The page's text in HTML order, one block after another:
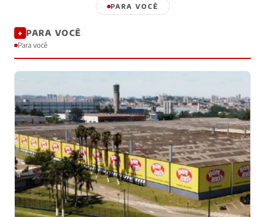
PARA VOCÊ
✦ PARA VOCÊ
Para você